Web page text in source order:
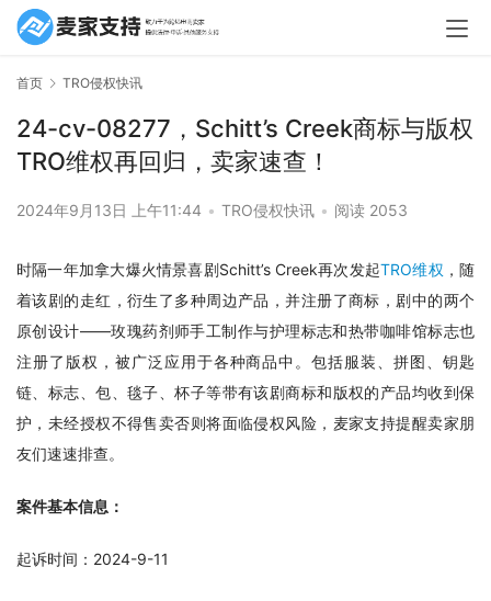
首页 TRO侵权快讯
24-cv-08277，Schitt’s Creek商标与版权
TRO维权再回归，卖家速查！
2024年9月13日 上午11:44 • TRO侵权快讯 • 阅读 2053
时隔一年加拿大爆火情景喜剧Schitt’s Creek再次发起TRO维权 ，随
着该剧的走红，衍生了多种周边产品，并注册了商标，剧中的两个
原创设计——玫瑰药剂师手工制作与护理标志和热带咖啡馆标志也
注册了版权，被广泛应用于各种商品中。包括服装、拼图、钥匙
链、标志、包、毯子、杯子等带有该剧商标和版权的产品均收到保
护，未经授权不得售卖否则将面临侵权风险，麦家支持提醒卖家朋
友们速速排查。
案件基本信息：
起诉时间：2024-9-11